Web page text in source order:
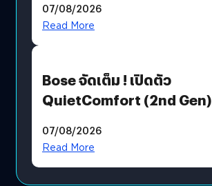
มีภาษาไทยด้วย
07/08/2026
Read More
Bose จัดเต็ม ! เปิดตัว
QuietComfort (2nd Gen)
07/08/2026
Read More